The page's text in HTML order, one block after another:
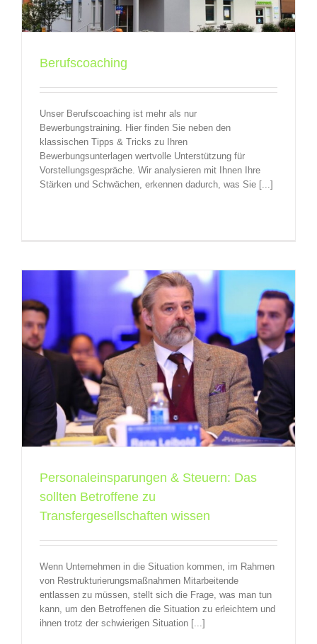
Berufscoaching
Unser Berufscoaching ist mehr als nur
Bewerbungstraining. Hier finden Sie neben den
klassischen Tipps & Tricks zu Ihren
Bewerbungsunterlagen wertvolle Unterstützung für
Vorstellungsgespräche. Wir analysieren mit Ihnen Ihre
Stärken und Schwächen, erkennen dadurch, was Sie [...]
Personaleinsparungen & Steuern: Das
sollten Betroffene zu
Transfergesellschaften wissen
Wenn Unternehmen in die Situation kommen, im Rahmen
von Restrukturierungsmaßnahmen Mitarbeitende
entlassen zu müssen, stellt sich die Frage, was man tun
kann, um den Betroffenen die Situation zu erleichtern und
ihnen trotz der schwierigen Situation [...]